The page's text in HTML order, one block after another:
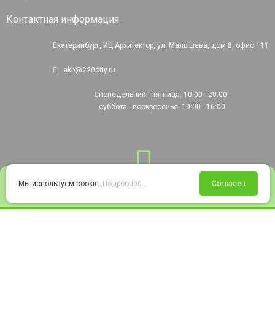
Войти Избранное Корзина
Контактная информация
Екатеринбург, ИЦ Архитектор, ул. Малышева, дом 8, офис 111
ekb@220city.ru
понедельник - пятница: 10:00 - 20:00
суббота - воскресенье: 10:00 - 16:00
Мы используем cookie. Подробнее... Согласен